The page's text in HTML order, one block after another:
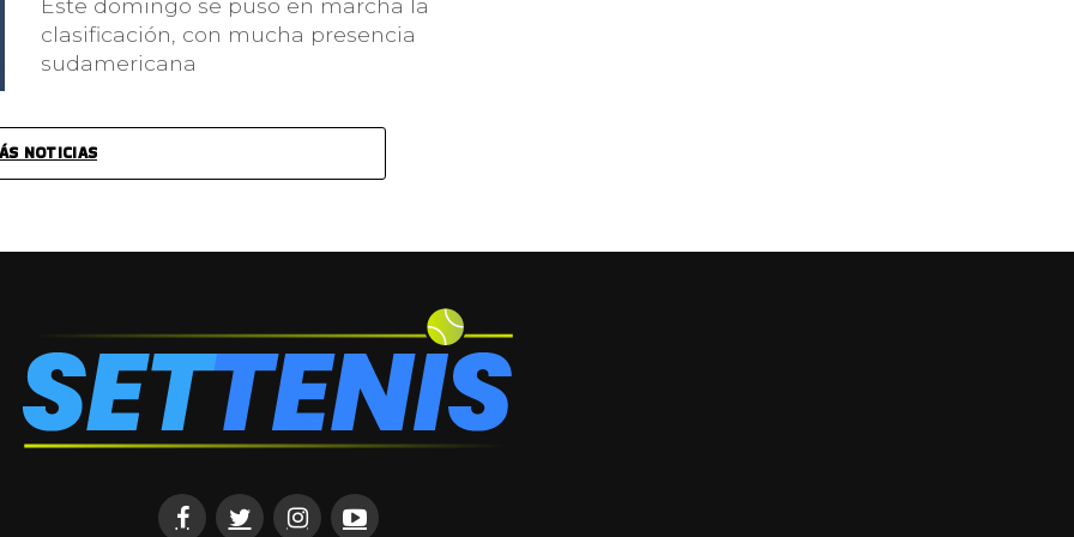
Este domingo se puso en marcha la
clasificación, con mucha presencia
sudamericana
NOTICIAS